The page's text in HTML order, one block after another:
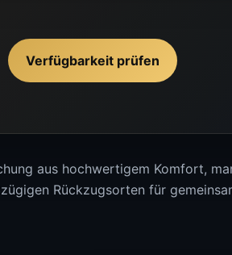
Verfügbarkeit prüfen
aus hochwertigem Komfort,
Rückzugsorten für